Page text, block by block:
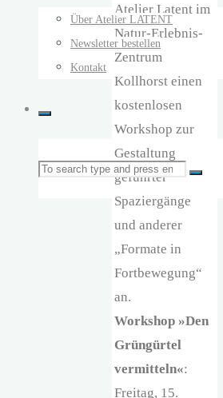
Über Atelier LATENT
Newsletter bestellen
Kontakt
Search
Search
Atelier Latent im
Natur-Erlebnis-
Zentrum
Kollhorst einen
kostenlosen
Workshop zur
Gestaltung
geführter
Spaziergänge
und anderer
„Formate in
Fortbewegung“
an.
Workshop »Den
Grüngürtel
vermitteln«:
Freitag, 15.